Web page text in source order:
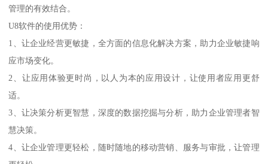
管理的有效结合。
U8软件的使用优势：
1、让企业经营更敏捷，全方面的信息化解决方案，助力企业敏捷响
应市场变化。
2、让应用体验更时尚，以人为本的应用设计，让使用者应用更舒
适。
3、让决策分析更智慧，深度的数据挖掘与分析，助力企业管理者智
慧决策。
4、让企业管理更轻松，随时随地的移动营销、服务与审批，让管理